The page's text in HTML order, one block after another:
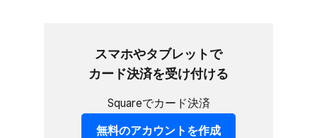
スマホや​タブレットで​
カード決済を​受け付ける
Squareでカード決済
無料の​アカウントを​作成